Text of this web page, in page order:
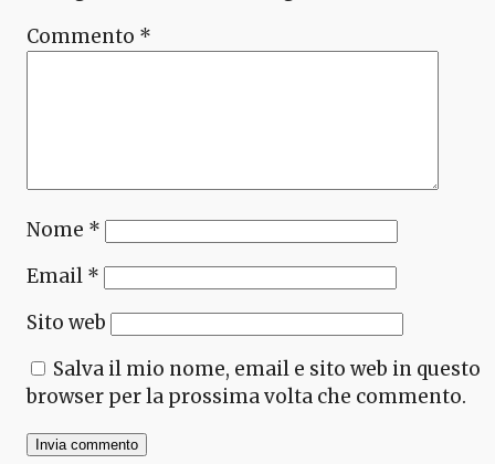
Commento *
Nome *
Email *
Sito web
Salva il mio nome, email e sito web in questo
browser per la prossima volta che commento.